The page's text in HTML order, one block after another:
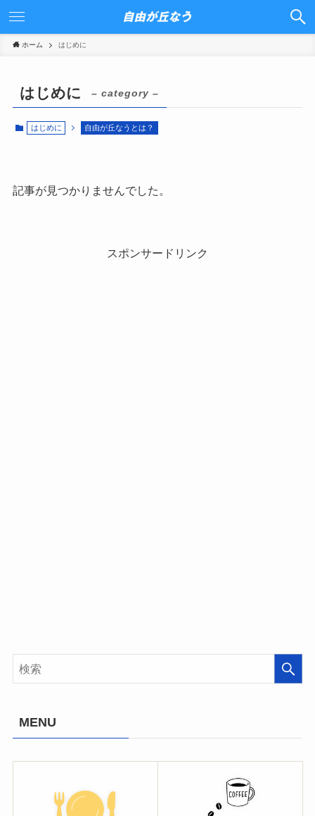
ホーム はじめに
はじめに – category –
はじめに 自由が丘なうとは？
記事が見つかりませんでした。
スポンサードリンク
MENU